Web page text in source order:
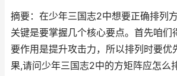
摘要：在少年三国志2中想要正确排列
关键是要掌握几个核心要点。首先咱们
要作用是提升攻击力，所以排列时要优
果,请问少年三国志2中的方矩阵应怎么